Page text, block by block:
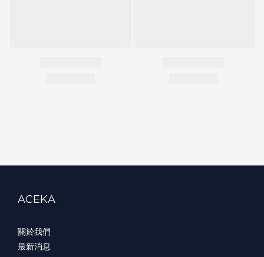
ACEKA
關於我們
最新消息